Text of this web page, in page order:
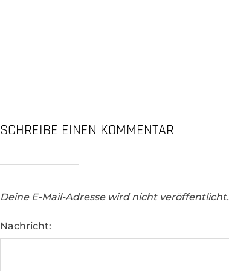
SCHREIBE EINEN KOMMENTAR
Deine E-Mail-Adresse wird nicht veröffentlicht.
Nachricht: